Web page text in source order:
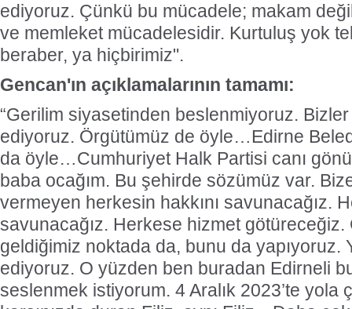
ediyoruz. Çünkü bu mücadele; makam
ve memleket mücadelesidir. Kurtuluş yok
beraber, ya hiçbirimiz".
Gencan'ın açıklamalarının tamamı:
“Gerilim siyasetinden beslenmiyoruz.
ediyoruz. Örgütümüz de öyle…Edirne
da öyle…Cumhuriyet Halk Partisi canı
baba ocağım. Bu şehirde sözümüz var.
vermeyen herkesin hakkını savunacağız.
savunacağız. Herkese hizmet
geldiğimiz noktada da, bunu da yapıyoruz.
ediyoruz. O yüzden ben buradan Edirneli
seslenmek istiyorum. 4 Aralık 2023’te yola